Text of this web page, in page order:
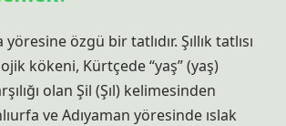
yöresine özgü bir tatlıdır. Şıllık tatlısı
kökeni, Kürtçede “yaş” (yaş)
olan Şil (Şıl) kelimesinden
ve Adıyaman yöresinde ıslak